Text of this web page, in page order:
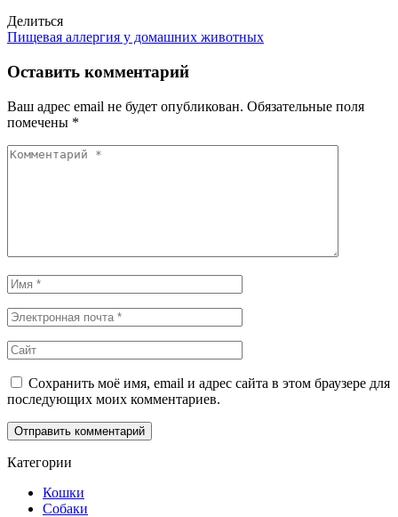
Делиться
Пищевая аллергия у домашних животных​
Оставить комментарий
Ваш адрес email не будет опубликован. Обязательные поля
помечены *
Сохранить моё имя, email и адрес сайта в этом браузере для
последующих моих комментариев.
Отправить комментарий
Категории
Кошки
Собаки